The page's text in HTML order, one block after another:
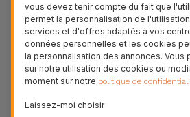
personnalité, grâce à leurs
élégantes et la possibilité
jusqu'à 6 caractères. Vous
choisir la couleur des lettres :
couleur. Si vous préférez, vous
simplement laisser vos initiales,
vous devez tenir compte du fait que
permet la personnalisation de
services et d'offres adaptés à vos
données personnelles et les cookies
la personnalisation des annonces. Vous
sur notre utilisation des cookies ou
moment sur notre politique de
Laissez-moi choisir